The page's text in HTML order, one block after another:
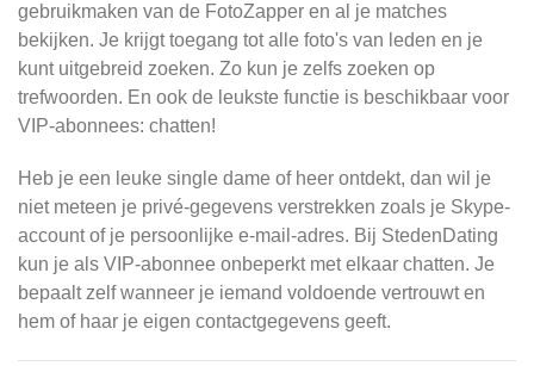
gebruikmaken van de FotoZapper en al je matches
bekijken. Je krijgt toegang tot alle foto's van leden en je
kunt uitgebreid zoeken. Zo kun je zelfs zoeken op
trefwoorden. En ook de leukste functie is beschikbaar voor
VIP-abonnees: chatten!
Heb je een leuke single dame of heer ontdekt, dan wil je
niet meteen je privé-gegevens verstrekken zoals je Skype-
account of je persoonlijke e-mail-adres. Bij StedenDating
kun je als VIP-abonnee onbeperkt met elkaar chatten. Je
bepaalt zelf wanneer je iemand voldoende vertrouwt en
hem of haar je eigen contactgegevens geeft.